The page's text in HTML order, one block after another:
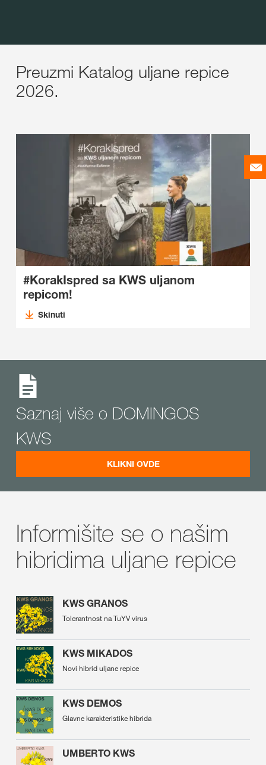
Preuzmi Katalog uljane repice
2026.
#KorakIspred sa KWS uljanom
repicom!
Skinuti
Saznaj više o DOMINGOS
KWS
KLIKNI OVDE
Informišite se o našim
hibridima uljane repice
KWS GRANOS
Tolerantnost na TuYV virus
KWS MIKADOS
Novi hibrid uljane repice
KWS DEMOS
Glavne karakteristike hibrida
UMBERTO KWS